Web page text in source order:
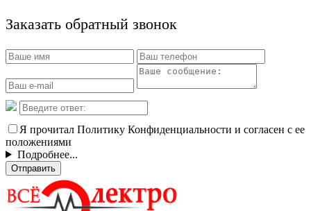
Заказать обратный звонок
Я прочитал Политику Конфиденциальности и согласен с ее
положениями
Подробнее...
Отправить